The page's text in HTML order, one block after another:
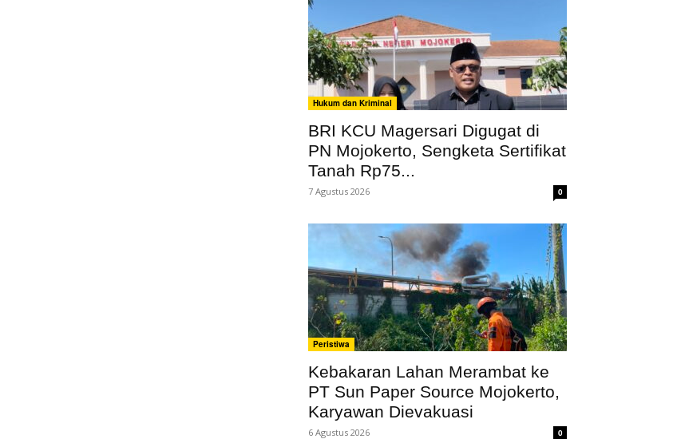
Hukum dan Kriminal
BRI KCU Magersari Digugat di
PN Mojokerto, Sengketa Sertifikat
Tanah Rp75...
7 Agustus 2026 0
Peristiwa
Kebakaran Lahan Merambat ke
PT Sun Paper Source Mojokerto,
Karyawan Dievakuasi
6 Agustus 2026 0